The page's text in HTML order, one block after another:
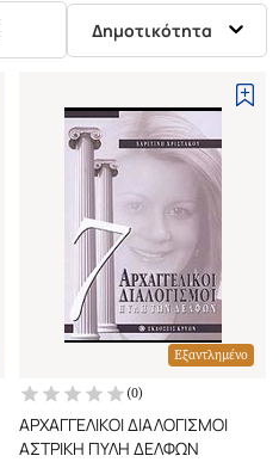
Δημοτικότητα
Εξαντλημένο
(0)
ΑΡΧΑΓΓΕΛΙΚΟΙ ΔΙΑΛΟΓΙΣΜΟΙ
ΑΣΤΡΙΚΗ ΠΥΛΗ ΔΕΛΦΩΝ